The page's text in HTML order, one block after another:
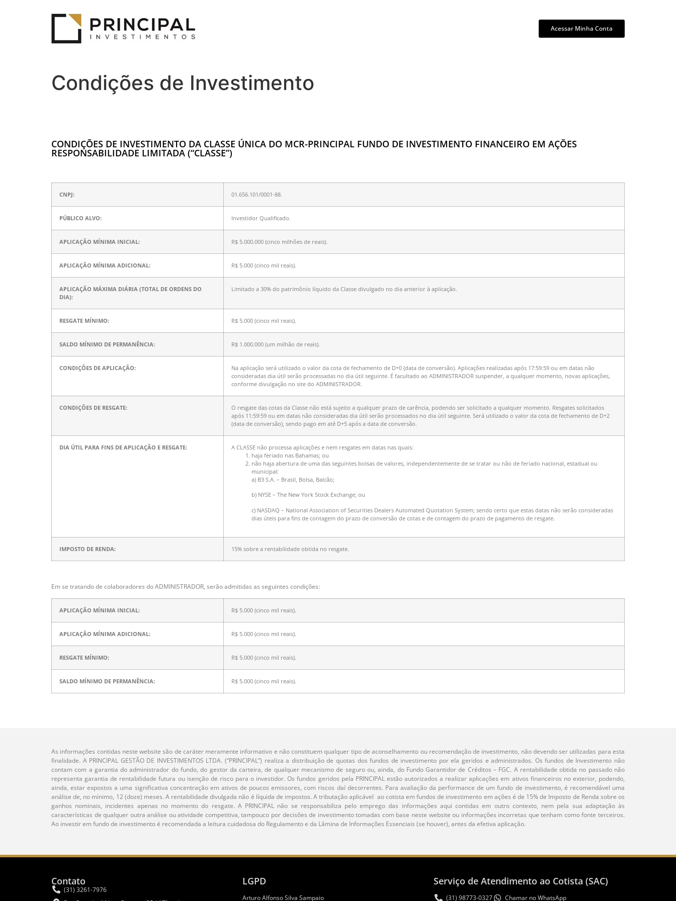
Acessar Minha Conta
Condições de Investimento
CONDIÇÕES DE INVESTIMENTO DA CLASSE ÚNICA DO MCR-PRINCIPAL FUNDO DE INVESTIMENTO FINANCEIRO EM AÇÕES
RESPONSABILIDADE LIMITADA (“CLASSE”)
CNPJ: 01.656.101/0001-88.
PÚBLICO ALVO: Investidor Qualificado.
APLICAÇÃO MÍNIMA INICIAL: R$ 5.000.000 (cinco milhões de reais).
APLICAÇÃO MÍNIMA ADICIONAL: R$ 5.000 (cinco mil reais).
APLICAÇÃO MÁXIMA DIÁRIA (TOTAL DE ORDENS DO
DIA):
Limitado a 30% do patrimônio líquido da Classe divulgado no dia anterior à aplicação.
RESGATE MÍNIMO: R$ 5.000 (cinco mil reais).
SALDO MÍNIMO DE PERMANÊNCIA: R$ 1.000.000 (um milhão de reais).
CONDIÇÕES DE APLICAÇÃO:
Na aplicação será utilizado o valor da cota de fechamento de D+0 (data de conversão). Aplicações realizadas após 17:59:59 ou em datas não
consideradas dia útil serão processadas no dia útil seguinte. É facultado ao ADMINISTRADOR suspender, a qualquer momento, novas aplicações,
conforme divulgação no site do ADMINISTRADOR.
CONDIÇÕES DE RESGATE:
O resgate das cotas da Classe não está sujeito a qualquer prazo de carência, podendo ser solicitado a qualquer momento. Resgates solicitados
após 11:59:59 ou em datas não consideradas dia útil serão processados no dia útil seguinte. Será utilizado o valor da cota de fechamento de D+2
(data de conversão), sendo pago em até D+5 após a data de conversão.
DIA ÚTIL PARA FINS DE APLICAÇÃO E RESGATE:
A CLASSE não processa aplicações e nem resgates em datas nas quais:
haja feriado nas Bahamas; ou
não haja abertura de uma das seguintes bolsas de valores, independentemente de se tratar ou não de feriado nacional, estadual ou
municipal:
a) B3 S.A. – Brasil, Bolsa, Balcão;
b) NYSE – The New York Stock Exchange; ou
c) NASDAQ – National Association of Securities Dealers Automated Quotation System; sendo certo que estas datas não serão consideradas
dias úteis para fins de contagem do prazo de conversão de cotas e de contagem do prazo de pagamento de resgate.
IMPOSTO DE RENDA: 15% sobre a rentabilidade obtida no resgate.
Em se tratando de colaboradores do ADMINISTRADOR, serão admitidas as seguintes condições:
APLICAÇÃO MÍNIMA INICIAL: R$ 5.000 (cinco mil reais).
APLICAÇÃO MÍNIMA ADICIONAL: R$ 5.000 (cinco mil reais).
RESGATE MÍNIMO: R$ 5.000 (cinco mil reais).
SALDO MÍNIMO DE PERMANÊNCIA: R$ 5.000 (cinco mil reais).
As informações contidas neste website são de caráter meramente informativo e não constituem qualquer tipo de aconselhamento ou recomendação de investimento, não devendo ser utilizadas para esta
finalidade. A PRINCIPAL GESTÃO DE INVESTIMENTOS LTDA. (“PRINCIPAL”) realiza a distribuição de quotas dos fundos de investimento por ela geridos e administrados. Os fundos de Investimento não
contam com a garantia do administrador do fundo, do gestor da carteira, de qualquer mecanismo de seguro ou, ainda, do Fundo Garantidor de Créditos – FGC. A rentabilidade obtida no passado não
representa garantia de rentabilidade futura ou isenção de risco para o investidor. Os fundos geridos pela PRINCIPAL estão autorizados a realizar aplicações em ativos financeiros no exterior, podendo,
ainda, estar expostos a uma significativa concentração em ativos de poucos emissores, com riscos daí decorrentes. Para avaliação da performance de um fundo de investimento, é recomendável uma
análise de, no mínimo, 12 (doze) meses. A rentabilidade divulgada não é líquida de impostos. A tributação aplicável ao cotista em fundos de investimento em ações é de 15% de Imposto de Renda sobre os
ganhos nominais, incidentes apenas no momento do resgate. A PRINCIPAL não se responsabiliza pelo emprego das informações aqui contidas em outro contexto, nem pela sua adaptação às
características de qualquer outra análise ou atividade competitiva, tampouco por decisões de investimento tomadas com base neste website ou informações incorretas que tenham como fonte terceiros.
Ao investir em fundo de investimento é recomendada a leitura cuidadosa do Regulamento e da Lâmina de Informações Essenciais (se houver), antes da efetiva aplicação.
Contato
(31) 3261-7976
Serviço de Atendimento ao Cotista (SAC)
(31) 98773-0327 Chamar no WhatsApp
LGPD
Arturo Alfonso Silva Sampaio